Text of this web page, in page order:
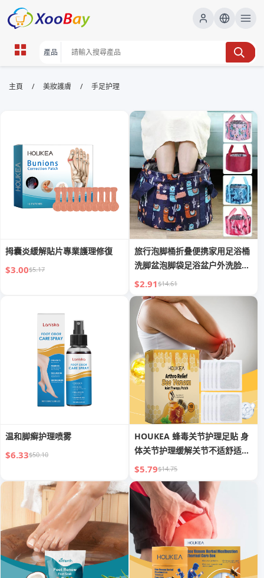
手足护理 | XOOBAY B2B/B2C
手足護理,手部護理,足部護理,護理技巧, wholesale 手足
專業手足護理知識與實用技巧大全詳解與重點
主頁 / 美妝護膚 / 手足护理
拇囊炎緩解貼片專業護理修復
$3.00$5.17
旅行泡脚桶折叠便携家用足浴桶
洗脚盆泡脚袋足浴盆户外洗脸洗
衣桶
$2.91$14.61
温和脚癣护理喷雾
$6.33$50.10
HOUKEA 蜂毒关节护理足贴 身
体关节护理缓解关节不适舒适灵
活贴片
$5.79$14.75